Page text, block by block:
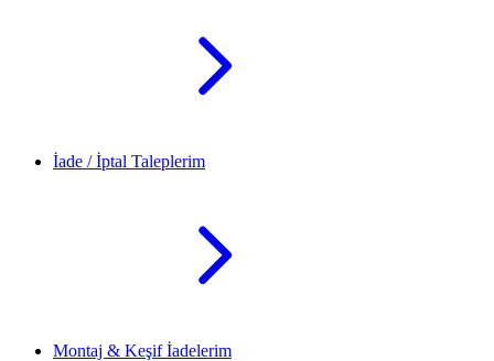
İade / İptal Taleplerim
Montaj & Keşif İadelerim